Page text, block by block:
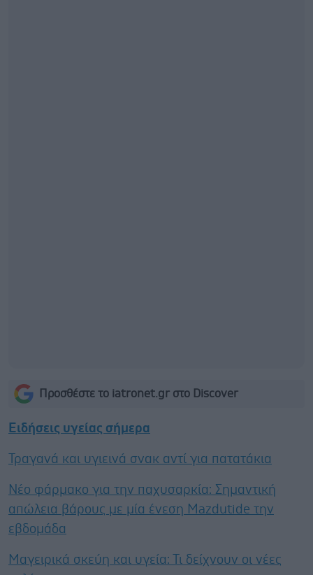
Προσθέστε το iatronet.gr στο Discover
Ειδήσεις υγείας σήμερα
Τραγανά και υγιεινά σνακ αντί για πατατάκια
Νέο φάρμακο για την παχυσαρκία: Σημαντική
απώλεια βάρους με μία ένεση Mazdutide την
εβδομάδα
Μαγειρικά σκεύη και υγεία: Τι δείχνουν οι νέες